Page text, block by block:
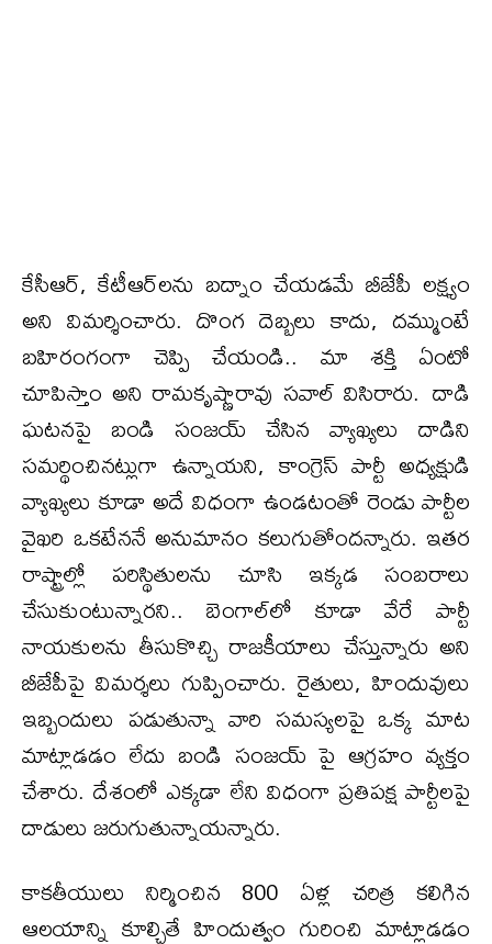
కేసీఆర్, కేటీఆర్‌లను బద్నాం చేయడమే బీజేపీ లక్ష్యం
అని విమర్శించారు. దొంగ దెబ్బలు కాదు, దమ్ముంటే
బహిరంగంగా చెప్పి చేయండి.. మా శక్తి ఏంటో
చూపిస్తాం అని రామకృష్ణారావు సవాల్ విసిరారు. దాడి
ఘటనపై బండి సంజయ్ చేసిన వ్యాఖ్యలు దాడిని
సమర్థించినట్లుగా ఉన్నాయని, కాంగ్రెస్ పార్టీ అధ్యక్షుడి
వ్యాఖ్యలు కూడా అదే విధంగా ఉండటంతో రెండు పార్టీల
వైఖరి ఒకటేననే అనుమానం కలుగుతోందన్నారు. ఇతర
రాష్ట్రాల్లో పరిస్థితులను చూసి ఇక్కడ సంబరాలు
చేసుకుంటున్నారని.. బెంగాల్‌లో కూడా వేరే పార్టీ
నాయకులను తీసుకొచ్చి రాజకీయాలు చేస్తున్నారు అని
బీజేపీపై విమర్శలు గుప్పించారు. రైతులు, హిందువులు
ఇబ్బందులు పడుతున్నా వారి సమస్యలపై ఒక్క మాట
మాట్లాడడం లేదు బండి సంజయ్ పై ఆగ్రహం వ్యక్తం
చేశారు. దేశంలో ఎక్కడా లేని విధంగా ప్రతిపక్ష పార్టీలపై
దాడులు జరుగుతున్నాయన్నారు.
కాకతీయులు నిర్మించిన 800 ఏళ్ల చరిత్ర కలిగిన
ఆలయాన్ని కూల్చితే హిందుత్వం గురించి మాట్లాడడం